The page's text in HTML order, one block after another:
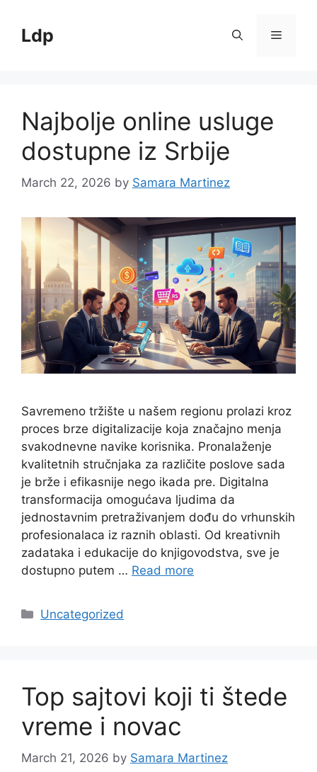
content
Ldp Menu
Najbolje online usluge
dostupne iz Srbije
March 22, 2026 by Samara Martinez
Savremeno tržište u našem regionu prolazi kroz
proces brze digitalizacije koja značajno menja
svakodnevne navike korisnika. Pronalaženje
kvalitetnih stručnjaka za različite poslove sada
je brže i efikasnije nego ikada pre. Digitalna
transformacija omogućava ljudima da
jednostavnim pretraživanjem dođu do vrhunskih
profesionalaca iz raznih oblasti. Od kreativnih
zadataka i edukacije do knjigovodstva, sve je
dostupno putem … Read more
Categories
Uncategorized
Top sajtovi koji ti štede
vreme i novac
March 21, 2026 by Samara Martinez